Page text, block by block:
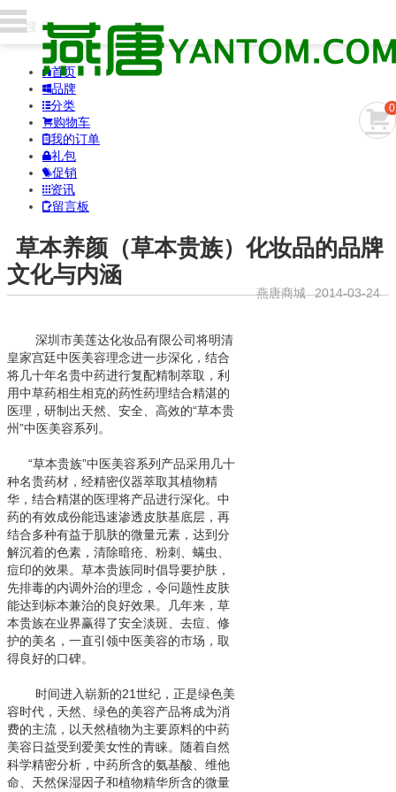
0
首页
品牌
分类
购物车
我的订单
礼包
促销
资讯
留言板
草本养颜（草本贵族）化妆品的品牌
文化与内涵
燕唐商城 2014-03-24
深圳市美莲达化妆品有限公司将明清
皇家宫廷中医美容理念进一步深化，结合
将几十年名贵中药进行复配精制萃取，利
用中草药相生相克的药性药理结合精湛的
医理，研制出天然、安全、高效的“草本贵
州”中医美容系列。
“草本贵族”中医美容系列产品采用几十
种名贵药材，经精密仪器萃取其植物精
华，结合精湛的医理将产品进行深化。中
药的有效成份能迅速渗透皮肤基底层，再
结合多种有益于肌肤的微量元素，达到分
解沉着的色素，清除暗疮、粉刺、螨虫、
痘印的效果。草本贵族同时倡导要护肤，
先排毒的内调外治的理念，令问题性皮肤
能达到标本兼治的良好效果。几年来，草
本贵族在业界赢得了安全淡斑、去痘、修
护的美名，一直引领中医美容的市场，取
得良好的口碑。
时间进入崭新的21世纪，正是绿色美
容时代，天然、绿色的美容产品将成为消
费的主流，以天然植物为主要原料的中药
美容日益受到爱美女性的青睐。随着自然
科学精密分析，中药所含的氨基酸、维他
命、天然保湿因子和植物精华所含的微量